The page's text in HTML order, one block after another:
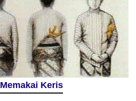
Keris